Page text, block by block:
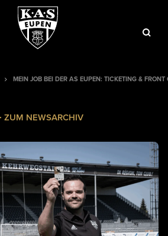
MEIN JOB BEI DER AS EUPEN: TICKETING &
ZUM NEWSARCHIV